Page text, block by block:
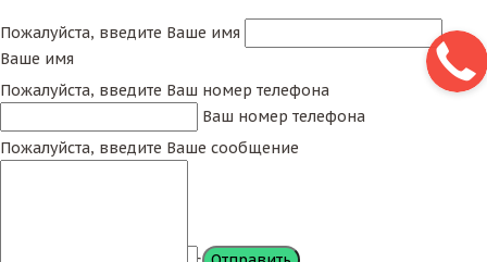
Пожалуйста, введите Ваше имя
Ваше имя
Пожалуйста, введите Ваш номер телефона
Ваш номер телефона
Пожалуйста, введите Ваше сообщение